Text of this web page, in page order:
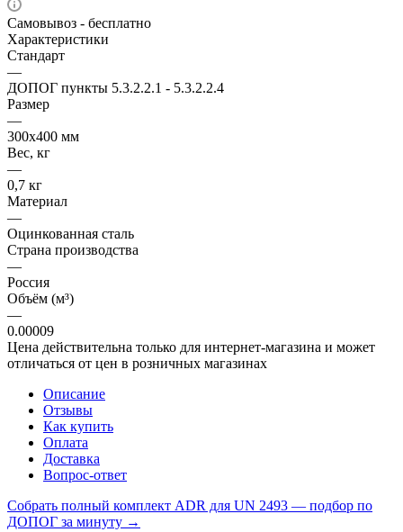
Самовывоз - бесплатно
Характеристики
Стандарт
—
ДОПОГ пункты 5.3.2.2.1 - 5.3.2.2.4
Размер
—
300х400 мм
Вес, кг
—
0,7 кг
Материал
—
Оцинкованная сталь
Страна производства
—
Россия
Объём (м³)
—
0.00009
Цена действительна только для интернет-магазина и может
отличаться от цен в розничных магазинах
Описание
Отзывы
Как купить
Оплата
Доставка
Вопрос-ответ
Собрать полный комплект ADR для UN 2493 — подбор по
ДОПОГ за минуту →